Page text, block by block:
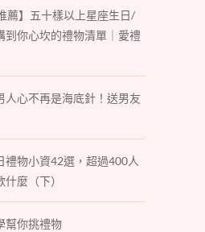
薦】五十樣以上星座生日/
到你心坎的禮物清單｜愛禮
人心不再是海底針！送男友
禮物小資42選，超過400人
麼（下）
幫你挑禮物